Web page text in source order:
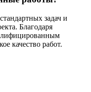
задач и
Благодаря
качество работ.